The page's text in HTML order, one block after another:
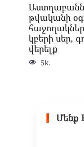
թվականի
կբերի սեր,
վերելք
5k.
Մենք